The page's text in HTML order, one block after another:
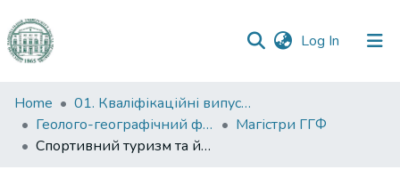
Log In (current)
Communities
&
Collections
Home
01. Кваліфікаційні випускні роботи здобувачів вищої освіти
Геолого-географічний факультет
Магістри ГГФ
Спортивний туризм та його значення для економіки України